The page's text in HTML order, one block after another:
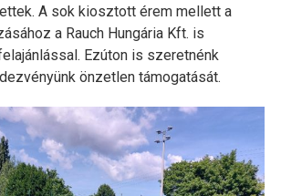
A sok kiosztott érem mellett a
a Rauch Hungária Kft. is
Ezúton is szeretnénk
önzetlen támogatását.